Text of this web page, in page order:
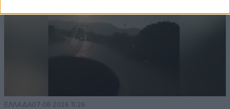
ΕΛΛΑΔΑ07·08·2026 11:26